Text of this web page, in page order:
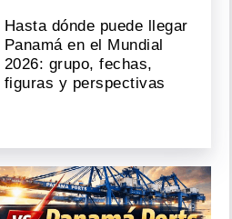
Hasta dónde puede llegar
Panamá en el Mundial
2026: grupo, fechas,
figuras y perspectivas